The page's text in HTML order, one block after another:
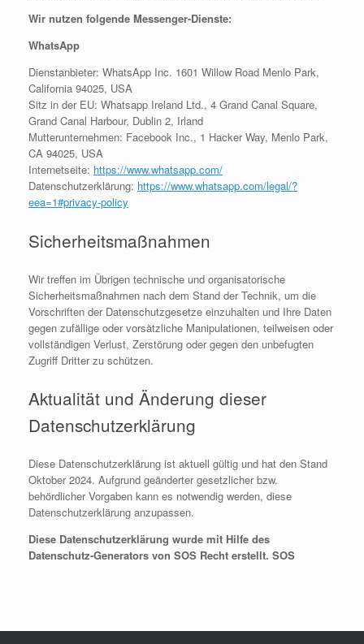
Wir nutzen folgende Messenger-Dienste:
WhatsApp
Dienstanbieter: WhatsApp Inc. 1601 Willow Road Menlo Park,
California 94025, USA
Sitz in der EU: Whatsapp Ireland Ltd., 4 Grand Canal Square,
Grand Canal Harbour, Dublin 2, Irland
Mutterunternehmen: Facebook Inc., 1 Hacker Way, Menlo Park,
CA 94025, USA
Internetseite: https://www.whatsapp.com/
Datenschutzerklärung: https://www.whatsapp.com/legal/?
eea=1#privacy-policy
Sicherheitsmaßnahmen
Wir treffen im Übrigen technische und organisatorische
Sicherheitsmaßnahmen nach dem Stand der Technik, um die
Vorschriften der Datenschutzgesetze einzuhalten und Ihre Daten
gegen zufällige oder vorsätzliche Manipulationen, teilweisen oder
vollständigen Verlust, Zerstörung oder gegen den unbefugten
Zugriff Dritter zu schützen.
Aktualität und Änderung dieser
Datenschutzerklärung
Diese Datenschutzerklärung ist aktuell gültig und hat den Stand
Oktober 2024. Aufgrund geänderter gesetzlicher bzw.
behördlicher Vorgaben kann es notwendig werden, diese
Datenschutzerklärung anzupassen.
Diese Datenschutzerklärung wurde mit Hilfe des
Datenschutz-Generators von SOS Recht erstellt. SOS